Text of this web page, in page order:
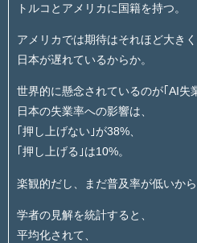
トルコとアメリカに国籍を持つ。
アメリカでは期待はそれほど大きく
日本が遅れているからか。
世界的に懸念されているのが｢AI失
日本の失業率への影響は、
｢押し上げない｣が38%、
｢押し上げる｣は10%。
楽観的だし、まだ普及率が低いから
学者の見解を統計すると、
平均化されて、